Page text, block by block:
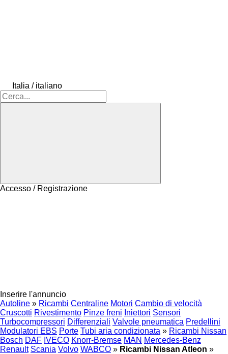
Italia / italiano
Accesso / Registrazione
Inserire l'annuncio
Autoline » Ricambi Centraline Motori Cambio di velocità
Cruscotti Rivestimento Pinze freni Iniettori Sensori
Turbocompressori Differenziali Valvole pneumatica Predellini
Modulatori EBS Porte Tubi aria condizionata » Ricambi Nissan
Bosch DAF IVECO Knorr-Bremse MAN Mercedes-Benz
Renault Scania Volvo WABCO » Ricambi Nissan Atleon »